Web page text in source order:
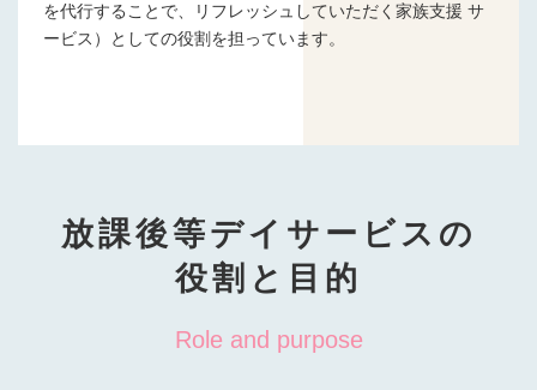
を代行することで、リフレッシュしていただく家族支援 サ
ービス）としての役割を担っています。
放課後等デイサービスの
役割と目的
Role and purpose